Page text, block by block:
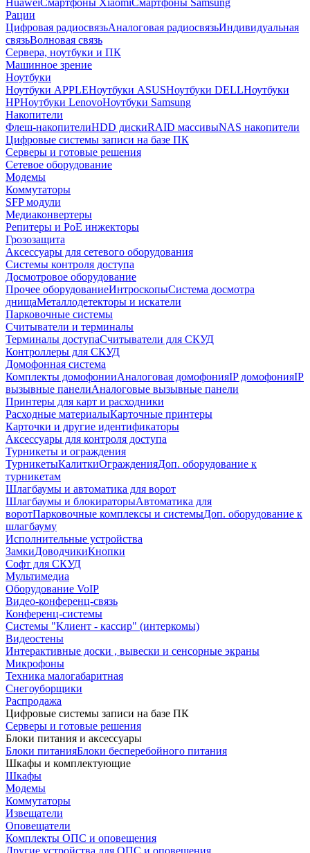
HuaweiСмартфоны XiaomiСмартфоны Samsung
Рации
Цифровая радиосвязьАналоговая радиосвязьИндивидуальная
связьВолновая связь
Сервера, ноутбуки и ПК
Машинное зрение
Ноутбуки
Ноутбуки APPLEНоутбуки ASUSНоутбуки DELLНоутбуки
HPНоутбуки LenovoНоутбуки Samsung
Накопители
Флеш-накопителиHDD дискиRAID массивыNAS накопители
Цифровые системы записи на базе ПК
Серверы и готовые решения
Сетевое оборудование
Модемы
Коммутаторы
SFP модули
Медиаконвертеры
Репитеры и PoE инжекторы
Грозозащита
Аксессуары для сетевого оборудования
Системы контроля доступа
Досмотровое оборудование
Прочее оборудованиеИнтроскопыСистема досмотра
днищаМеталлодетекторы и искатели
Парковочные системы
Считыватели и терминалы
Терминалы доступаСчитыватели для СКУД
Контроллеры для СКУД
Домофонная система
Комплекты домофонииАналоговая домофонияIP домофонияIP
вызывные панелиАналоговые вызывные панели
Принтеры для карт и расходники
Расходные материалыКарточные принтеры
Карточки и другие идентификаторы
Аксессуары для контроля доступа
Турникеты и ограждения
ТурникетыКалиткиОгражденияДоп. оборудование к
турникетам
Шлагбаумы и автоматика для ворот
Шлагбаумы и блокираторыАвтоматика для
воротПарковочные комплексы и системыДоп. оборудование к
шлагбауму
Исполнительные устройства
ЗамкиДоводчикиКнопки
Софт для СКУД
Мультимедиа
Оборудование VoIP
Видео-конференц-связь
Конференц-системы
Системы "Клиент - кассир" (интеркомы)
Видеостены
Интерактивные доски , вывески и сенсорные экраны
Микрофоны
Техника малогабаритная
Снегоуборщики
Распродажа
Цифровые системы записи на базе ПК
Серверы и готовые решения
Блоки питания и аксессуары
Блоки питанияБлоки бесперебойного питания
Шкафы и комплектующие
Шкафы
Модемы
Коммутаторы
Извещатели
Оповещатели
Комплекты ОПС и оповещения
Другие устройства для ОПС и оповещения